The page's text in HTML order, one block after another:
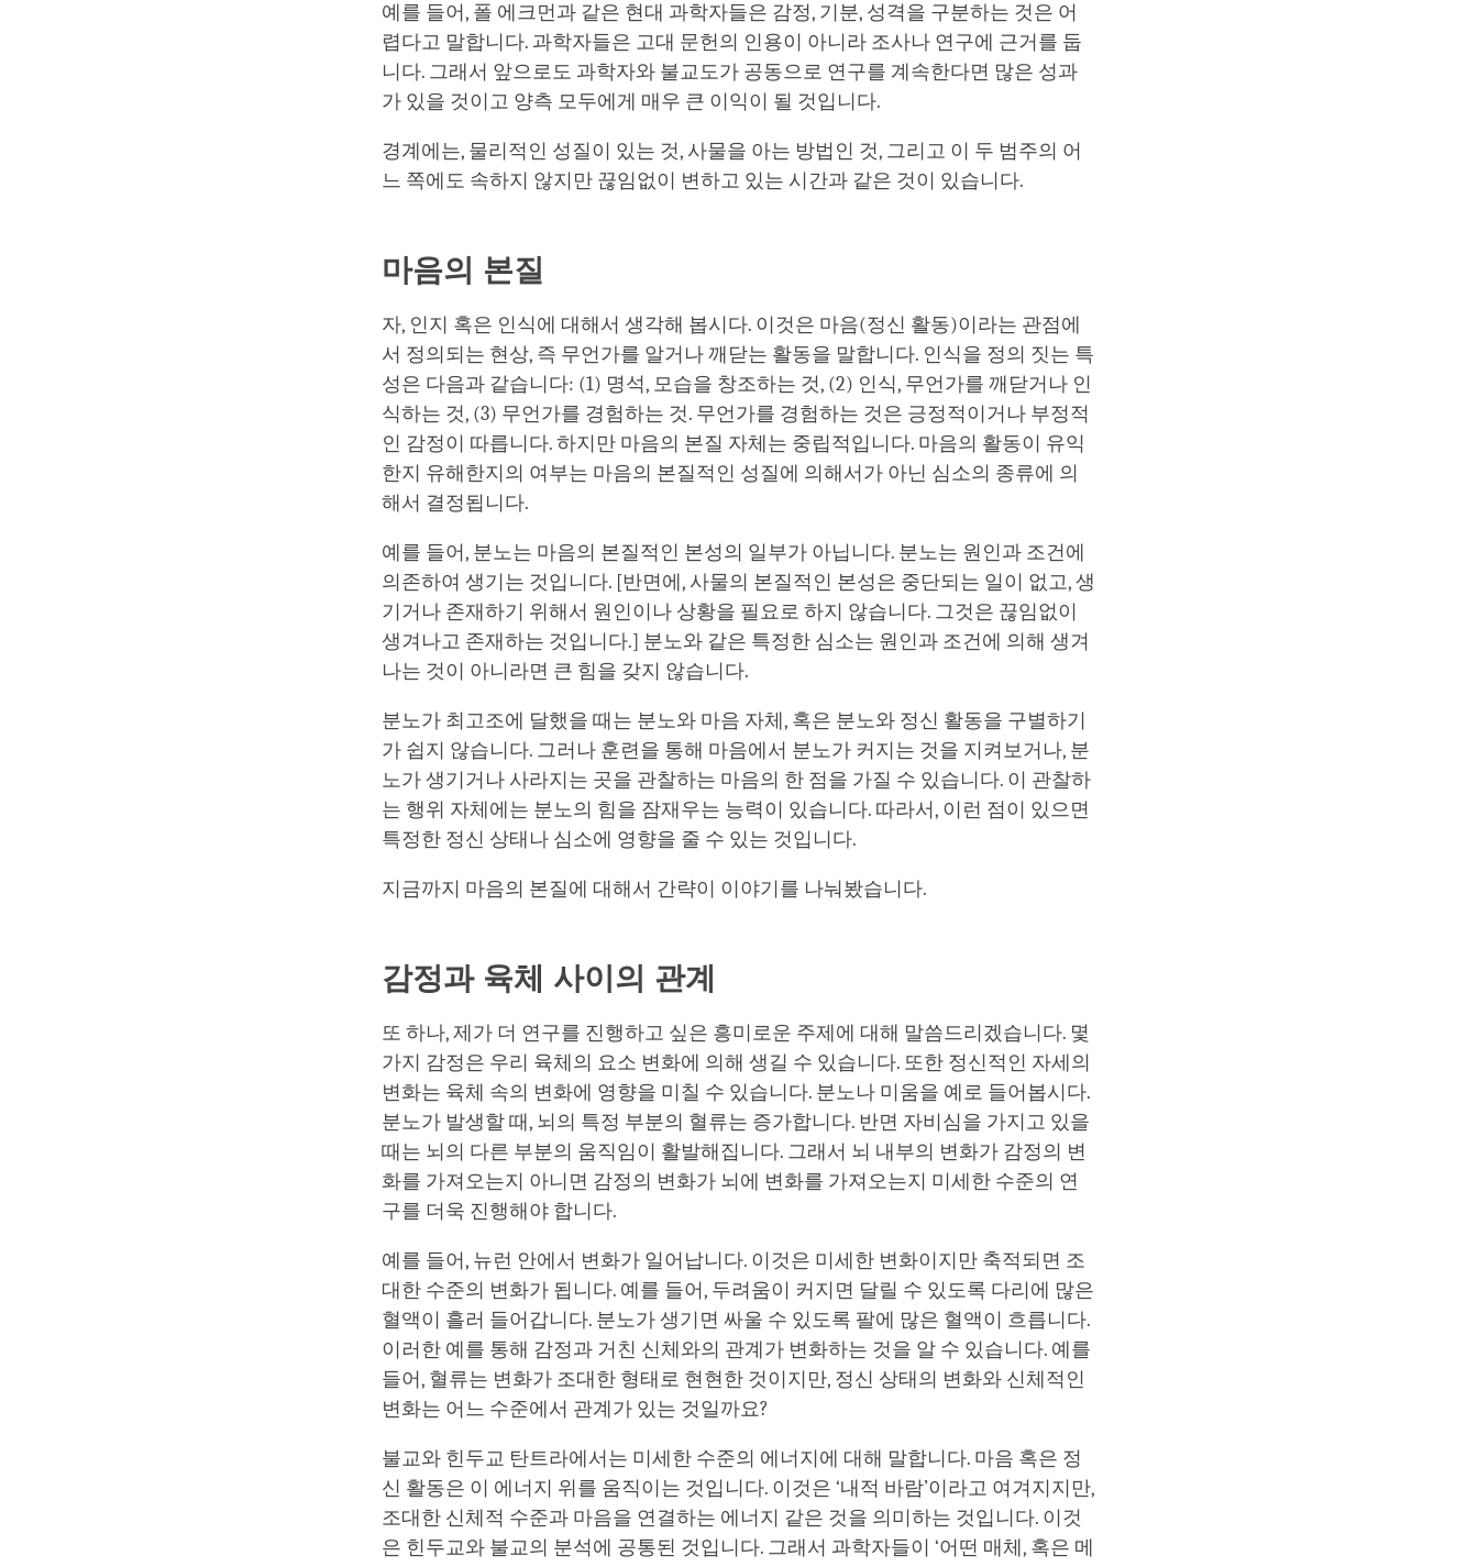
예를 들어, 폴 에크먼과 같은 현대 과학자들은 감정, 기분, 성격을 구분하는 것은 어
렵다고 말합니다. 과학자들은 고대 문헌의 인용이 아니라 조사나 연구에 근거를 둡
니다. 그래서 앞으로도 과학자와 불교도가 공동으로 연구를 계속한다면 많은 성과
가 있을 것이고 양측 모두에게 매우 큰 이익이 될 것입니다.
경계에는, 물리적인 성질이 있는 것, 사물을 아는 방법인 것, 그리고 이 두 범주의 어
느 쪽에도 속하지 않지만 끊임없이 변하고 있는 시간과 같은 것이 있습니다.
마음의 본질
자, 인지 혹은 인식에 대해서 생각해 봅시다. 이것은 마음(정신 활동)이라는 관점에
서 정의되는 현상, 즉 무언가를 알거나 깨닫는 활동을 말합니다. 인식을 정의 짓는 특
성은 다음과 같습니다: (1) 명석, 모습을 창조하는 것, (2) 인식, 무언가를 깨닫거나 인
식하는 것, (3) 무언가를 경험하는 것. 무언가를 경험하는 것은 긍정적이거나 부정적
인 감정이 따릅니다. 하지만 마음의 본질 자체는 중립적입니다. 마음의 활동이 유익
한지 유해한지의 여부는 마음의 본질적인 성질에 의해서가 아닌 심소의 종류에 의
해서 결정됩니다.
예를 들어, 분노는 마음의 본질적인 본성의 일부가 아닙니다. 분노는 원인과 조건에
의존하여 생기는 것입니다. [반면에, 사물의 본질적인 본성은 중단되는 일이 없고, 생
기거나 존재하기 위해서 원인이나 상황을 필요로 하지 않습니다. 그것은 끊임없이
생겨나고 존재하는 것입니다.] 분노와 같은 특정한 심소는 원인과 조건에 의해 생겨
나는 것이 아니라면 큰 힘을 갖지 않습니다.
분노가 최고조에 달했을 때는 분노와 마음 자체, 혹은 분노와 정신 활동을 구별하기
가 쉽지 않습니다. 그러나 훈련을 통해 마음에서 분노가 커지는 것을 지켜보거나, 분
노가 생기거나 사라지는 곳을 관찰하는 마음의 한 점을 가질 수 있습니다. 이 관찰하
는 행위 자체에는 분노의 힘을 잠재우는 능력이 있습니다. 따라서, 이런 점이 있으면
특정한 정신 상태나 심소에 영향을 줄 수 있는 것입니다.
지금까지 마음의 본질에 대해서 간략이 이야기를 나눠봤습니다.
감정과 육체 사이의 관계
또 하나, 제가 더 연구를 진행하고 싶은 흥미로운 주제에 대해 말씀드리겠습니다. 몇
가지 감정은 우리 육체의 요소 변화에 의해 생길 수 있습니다. 또한 정신적인 자세의
변화는 육체 속의 변화에 영향을 미칠 수 있습니다. 분노나 미움을 예로 들어봅시다.
분노가 발생할 때, 뇌의 특정 부분의 혈류는 증가합니다. 반면 자비심을 가지고 있을
때는 뇌의 다른 부분의 움직임이 활발해집니다. 그래서 뇌 내부의 변화가 감정의 변
화를 가져오는지 아니면 감정의 변화가 뇌에 변화를 가져오는지 미세한 수준의 연
구를 더욱 진행해야 합니다.
예를 들어, 뉴런 안에서 변화가 일어납니다. 이것은 미세한 변화이지만 축적되면 조
대한 수준의 변화가 됩니다. 예를 들어, 두려움이 커지면 달릴 수 있도록 다리에 많은
혈액이 흘러 들어갑니다. 분노가 생기면 싸울 수 있도록 팔에 많은 혈액이 흐릅니다.
이러한 예를 통해 감정과 거친 신체와의 관계가 변화하는 것을 알 수 있습니다. 예를
들어, 혈류는 변화가 조대한 형태로 현현한 것이지만, 정신 상태의 변화와 신체적인
변화는 어느 수준에서 관계가 있는 것일까요?
불교와 힌두교 탄트라에서는 미세한 수준의 에너지에 대해 말합니다. 마음 혹은 정
신 활동은 이 에너지 위를 움직이는 것입니다. 이것은 ‘내적 바람’이라고 여겨지지만,
조대한 신체적 수준과 마음을 연결하는 에너지 같은 것을 의미하는 것입니다. 이것
은 힌두교와 불교의 분석에 공통된 것입니다. 그래서 과학자들이 ‘어떤 매체, 혹은 메